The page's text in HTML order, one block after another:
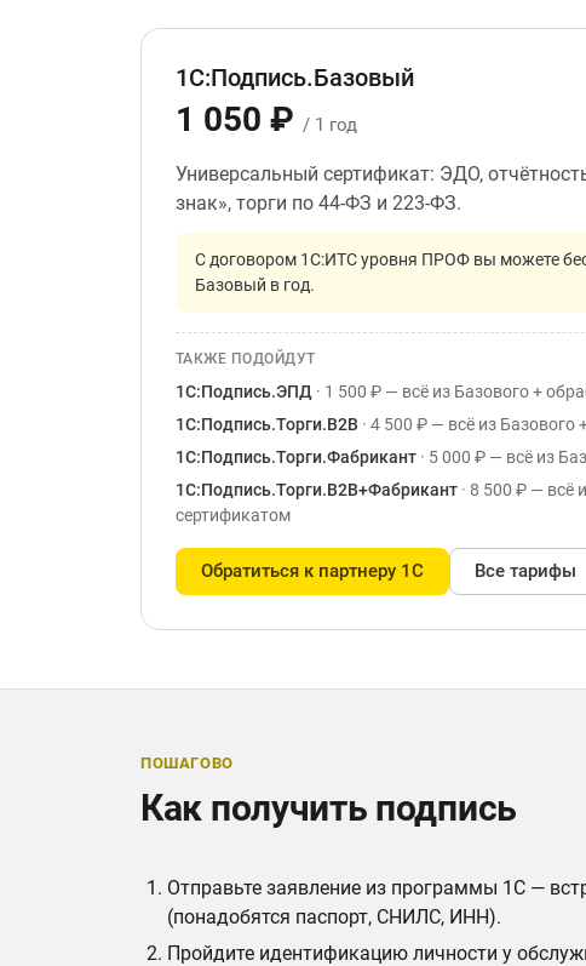
1С:Подпись.Базовый
1 050 ₽ / 1 год
Универсальный сертификат: ЭДО,
знак», торги по 44-ФЗ и 223-ФЗ.
С договором 1С:ИТС уровня ПРОФ вы можете
Базовый в год.
ТАКЖЕ ПОДОЙДУТ
1С:Подпись.ЭПД · 1 500 ₽ — всё из Базового +
1С:Подпись.Торги.B2B · 4 500 ₽ — всё из
1С:Подпись.Торги.Фабрикант · 5 000 ₽ — всё из
1С:Подпись.Торги.B2B+Фабрикант · 8 500 ₽ — всё
сертификатом
Обратиться к партнеру 1С Все тарифы
ПОШАГОВО
Как получить подпись
Отправьте заявление из программы 1С —
(понадобятся паспорт, СНИЛС, ИНН).
Пройдите идентификацию личности у